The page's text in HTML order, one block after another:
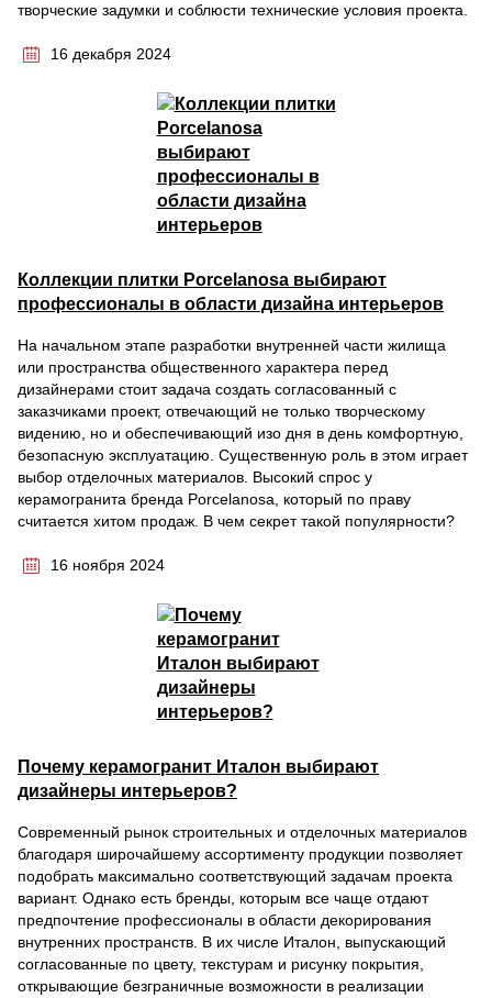
творческие задумки и соблюсти технические условия проекта.
16 декабря 2024
Коллекции плитки Porcelanosa выбирают
профессионалы в области дизайна интерьеров
На начальном этапе разработки внутренней части жилища
или пространства общественного характера перед
дизайнерами стоит задача создать согласованный с
заказчиками проект, отвечающий не только творческому
видению, но и обеспечивающий изо дня в день комфортную,
безопасную эксплуатацию. Существенную роль в этом играет
выбор отделочных материалов. Высокий спрос у
керамогранита бренда Porcelanosa, который по праву
считается хитом продаж. В чем секрет такой популярности?
16 ноября 2024
Почему керамогранит Италон выбирают
дизайнеры интерьеров?
Современный рынок строительных и отделочных материалов
благодаря широчайшему ассортименту продукции позволяет
подобрать максимально соответствующий задачам проекта
вариант. Однако есть бренды, которым все чаще отдают
предпочтение профессионалы в области декорирования
внутренних пространств. В их числе Италон, выпускающий
согласованные по цвету, текстурам и рисунку покрытия,
открывающие безграничные возможности в реализации